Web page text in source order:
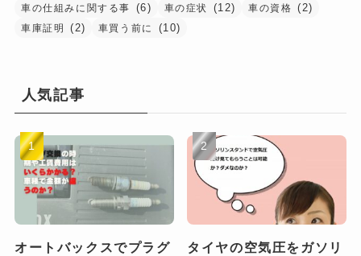
車の仕組みに関する事 (6) 車の症状 (12) 車の資格 (2)
車庫証明 (2) 車買う前に (10)
人気記事
オートバックスでプラグ
タイヤの空気圧をガソリ